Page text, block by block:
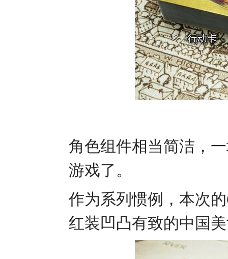
角色组件相当简洁，
游戏了。
作为系列惯例，本次
红装凹凸有致的中国